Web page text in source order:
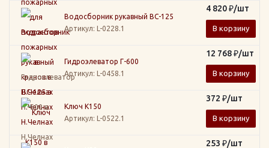
Водосборник рукавный ВС-125
Артикул: L-0228.1
4 820₽/шт
В корзину
Гидроэлеватор Г-600
Артикул: L-0458.1
12 768₽/шт
В корзину
Ключ К150
Артикул: L-0522.1
372 ₽/шт
В корзину
253 ₽/шт